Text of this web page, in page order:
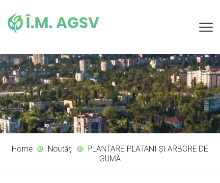
Home Noutăți
PLANTARE PLATANI ȘI ARBORE DE
GUMĂ